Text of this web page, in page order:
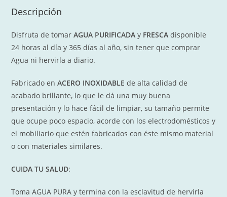
Ozono
cantidad
Descripción
Disfruta de tomarAGUA PURIFICADA y FRESCA disponible
24 horas al día y 365 días al año, sin tener que comprar
Agua ni hervirla a diario.
Fabricado enACERO INOXIDABLE de alta calidad de
acabado brillante, lo que le dá una muy buena
presentación y lo hace fácil de limpiar, su tamaño permite
que ocupe poco espacio, acorde con los electrodomésticos y
el mobiliario que estén fabricados con éste mismo material
o con materiales similares.
CUIDA TU SALUD:
Toma AGUA PURA y termina con la esclavitud de hervirla